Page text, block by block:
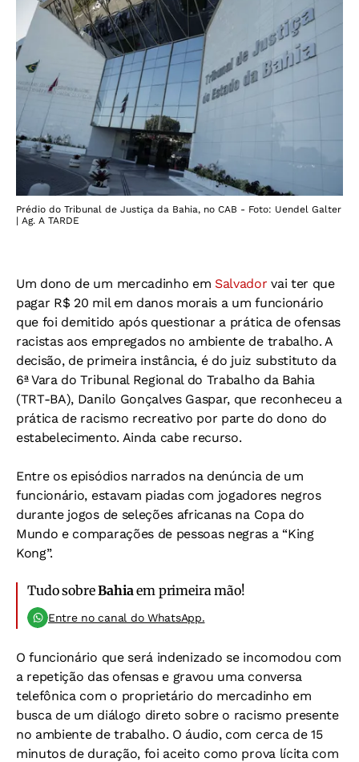
Prédio do Tribunal de Justiça da Bahia, no CAB - Foto: Uendel Galter
| Ag. A TARDE
Um dono de um mercadinho em Salvador vai ter que
pagar R$ 20 mil em danos morais a um funcionário
que foi demitido após questionar a prática de ofensas
racistas aos empregados no ambiente de trabalho. A
decisão, de primeira instância, é do juiz substituto da
6ª Vara do Tribunal Regional do Trabalho da Bahia
(TRT-BA), Danilo Gonçalves Gaspar, que reconheceu a
prática de racismo recreativo por parte do dono do
estabelecimento. Ainda cabe recurso.
Entre os episódios narrados na denúncia de um
funcionário, estavam piadas com jogadores negros
durante jogos de seleções africanas na Copa do
Mundo e comparações de pessoas negras a “King
Kong”.
Tudo sobreBahiaem primeira mão!
Entre no canal do WhatsApp.
O funcionário que será indenizado se incomodou com
a repetição das ofensas e gravou uma conversa
telefônica com o proprietário do mercadinho em
busca de um diálogo direto sobre o racismo presente
no ambiente de trabalho. O áudio, com cerca de 15
minutos de duração, foi aceito como prova lícita com